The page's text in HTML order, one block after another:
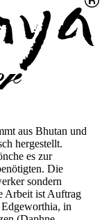
aus Bhutan und
hergestellt.
es zur
Die
sondern
Arbeit ist Auftrag
in